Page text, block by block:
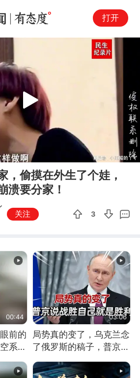
打开
15:05
Play
，偷摸在外生了个娃，
溃要分家！
关注 3
00:44
前的
系统
03:06
局势真的变了，乌克兰念
了俄罗斯的稿子，普京说
战胜自己就是胜利